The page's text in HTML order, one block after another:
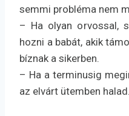
semmi probléma nem
– Ha olyan orvossal,
hozni a babát, akik
bíznak a sikerben.
– Ha a terminusig
az elvárt ütemben halad.